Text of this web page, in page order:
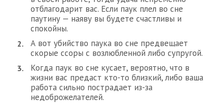
отблагодарит вас. Если паук плел во сне
паутину — наяву вы будете счастливы и
спокойны.
А вот убийство паука во сне предвещает
скорые ссоры с возлюбленной либо супругой.
Когда паук во сне кусает, вероятно, что в
жизни вас предаст кто-то близкий, либо ваша
работа сильно пострадает из-за
недоброжелателей.